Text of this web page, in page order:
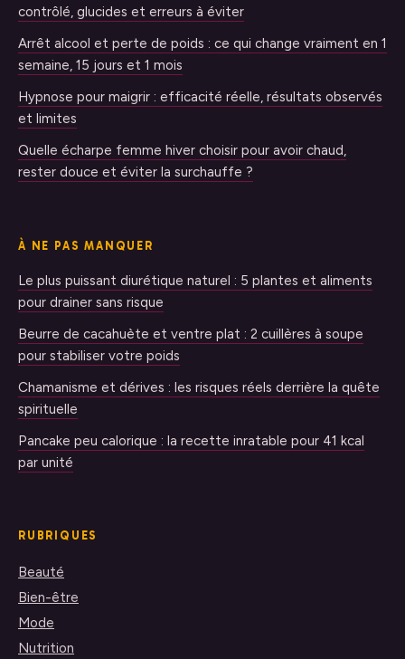
contrôlé, glucides et erreurs à éviter
Arrêt alcool et perte de poids : ce qui change vraiment en 1
semaine, 15 jours et 1 mois
Hypnose pour maigrir : efficacité réelle, résultats observés
et limites
Quelle écharpe femme hiver choisir pour avoir chaud,
rester douce et éviter la surchauffe ?
À NE PAS MANQUER
Le plus puissant diurétique naturel : 5 plantes et aliments
pour drainer sans risque
Beurre de cacahuète et ventre plat : 2 cuillères à soupe
pour stabiliser votre poids
Chamanisme et dérives : les risques réels derrière la quête
spirituelle
Pancake peu calorique : la recette inratable pour 41 kcal
par unité
RUBRIQUES
Beauté
Bien-être
Mode
Nutrition